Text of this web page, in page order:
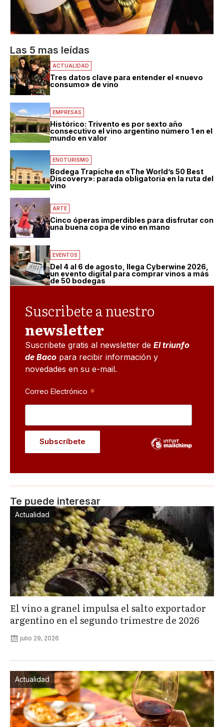
Las 5 mas leídas
ACTUALIDAD
Tres datos clave para entender el «nuevo
consumo» de vino
EMPRESAS
Histórico: Trivento es por sexto año
consecutivo el vino argentino número 1 en el
mundo en valor
ENOTURISMO
Bodega Trapiche en «The World’s 50 Best
Discovery»: parada obligatoria en la ruta del
vino
ARTE
Cinco óperas imperdibles para disfrutar con
una buena copa de vino en mano
EVENTOS
Del 4 al 6 de agosto, llega Cyberwine 2026,
un evento digital para comprar vinos a más
de 50 bodegas
Suscribete a nuestro
newsletter
Suscribete gratis al newsletter de El triunfo
de Baco para recibir información y
novedades en su e-mail.
Correo Electrónico *
Te puede interesar
Actualidad
El vino a granel impulsa el salto exportador
argentino en el segundo trimestre de 2026
julio 29, 2026
Actualidad